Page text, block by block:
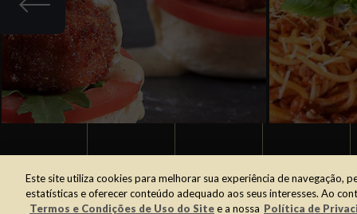
MINI POLPEBURGUER DE CORDEIRO
facebook
Este site utiliza cookies para melhorar sua experiência de navegação,
estatísticas e oferecer conteúdo adequado aos seus interesses. Ao
Termos e Condições de Uso do Sitee a nossa Política de